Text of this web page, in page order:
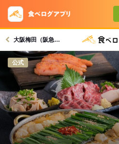
大阪梅田（阪急）駅グルメへ
公式